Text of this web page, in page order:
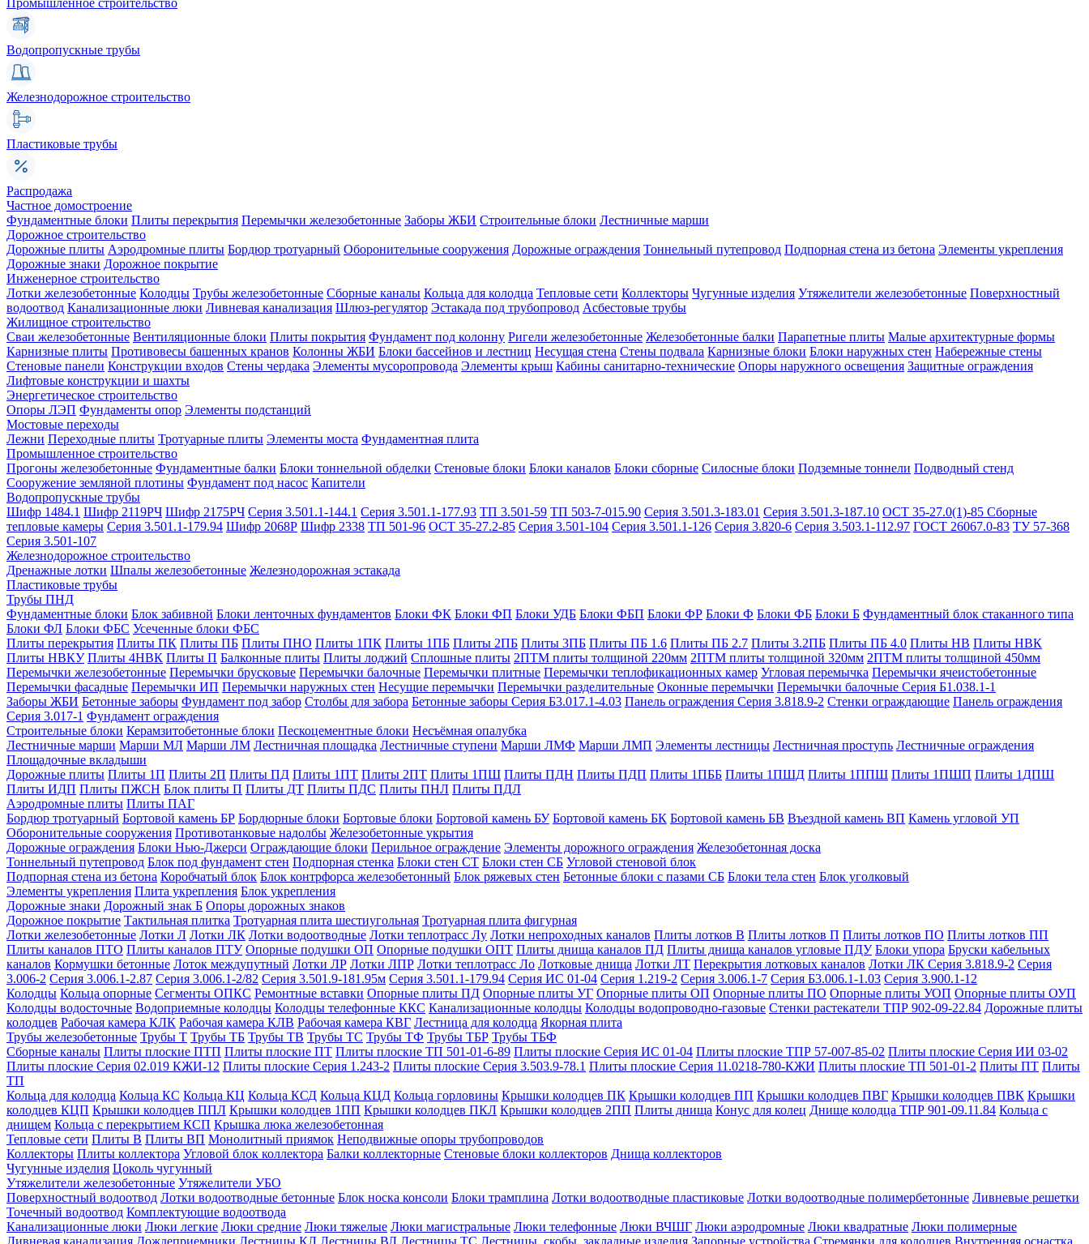
Промышленное строительство
Водопропускные трубы
Железнодорожное строительство
Пластиковые трубы
Распродажа
Частное домостроение
Фундаментные блоки Плиты перекрытия Перемычки железобетонные Заборы ЖБИ Строительные блоки Лестничные марши
Дорожное строительство
Дорожные плиты Аэродромные плиты Бордюр тротуарный Оборонительные сооружения Дорожные ограждения Тоннельный путепровод Подпорная стена из бетона Элементы укрепления
Дорожные знаки Дорожное покрытие
Инженерное строительство
Лотки железобетонные Колодцы Трубы железобетонные Сборные каналы Кольца для колодца Тепловые сети Коллекторы Чугунные изделия Утяжелители железобетонные Поверхностный
водоотвод Канализационные люки Ливневая канализация Шлюз-регулятор Эстакада под трубопровод Асбестовые трубы
Жилищное строительство
Сваи железобетонные Вентиляционные блоки Плиты покрытия Фундамент под колонну Ригели железобетонные Железобетонные балки Парапетные плиты Малые архитектурные формы
Карнизные плиты Противовесы башенных кранов Колонны ЖБИ Блоки бассейнов и лестниц Несущая стена Стены подвала Карнизные блоки Блоки наружных стен Набережные стены
Стеновые панели Конструкции входов Стены чердака Элементы мусоропровода Элементы крыш Кабины санитарно-технические Опоры наружного освещения Защитные ограждения
Лифтовые конструкции и шахты
Энергетическое строительство
Опоры ЛЭП Фундаменты опор Элементы подстанций
Мостовые переходы
Лежни Переходные плиты Тротуарные плиты Элементы моста Фундаментная плита
Промышленное строительство
Прогоны железобетонные Фундаментные балки Блоки тоннельной обделки Стеновые блоки Блоки каналов Блоки сборные Силосные блоки Подземные тоннели Подводный стенд
Сооружение земляной плотины Фундамент под насос Капители
Водопропускные трубы
Шифр 1484.1 Шифр 2119РЧ Шифр 2175РЧ Серия 3.501.1-144.1 Серия 3.501.1-177.93 ТП 3.501-59 ТП 503-7-015.90 Серия 3.501.3-183.01 Серия 3.501.3-187.10 ОСТ 35-27.0(1)-85 Сборные
тепловые камеры Серия 3.501.1-179.94 Шифр 2068Р Шифр 2338 ТП 501-96 ОСТ 35-27.2-85 Серия 3.501-104 Серия 3.501.1-126 Серия 3.820-6 Серия 3.503.1-112.97 ГОСТ 26067.0-83 ТУ 57-368
Серия 3.501-107
Железнодорожное строительство
Дренажные лотки Шпалы железобетонные Железнодорожная эстакада
Пластиковые трубы
Трубы ПНД
Фундаментные блоки Блок забивной Блоки ленточных фундаментов Блоки ФК Блоки ФП Блоки УДБ Блоки ФБП Блоки ФР Блоки Ф Блоки ФБ Блоки Б Фундаментный блок стаканного типа
Блоки ФЛ Блоки ФБС Усеченные блоки ФБС
Плиты перекрытия Плиты ПК Плиты ПБ Плиты ПНО Плиты 1ПК Плиты 1ПБ Плиты 2ПБ Плиты 3ПБ Плиты ПБ 1.6 Плиты ПБ 2.7 Плиты 3.2ПБ Плиты ПБ 4.0 Плиты НВ Плиты НВК
Плиты НВКУ Плиты 4НВК Плиты П Балконные плиты Плиты лоджий Сплошные плиты 2ПТМ плиты толщиной 220мм 2ПТМ плиты толщиной 320мм 2ПТМ плиты толщиной 450мм
Перемычки железобетонные Перемычки брусковые Перемычки балочные Перемычки плитные Перемычки теплофикационных камер Угловая перемычка Перемычки ячеистобетонные
Перемычки фасадные Перемычки ИП Перемычки наружных стен Несущие перемычки Перемычки разделительные Оконные перемычки Перемычки балочные Серия Б1.038.1-1
Заборы ЖБИ Бетонные заборы Фундамент под забор Столбы для забора Бетонные заборы Серия Б3.017.1-4.03 Панель ограждения Серия 3.818.9-2 Стенки ограждающие Панель ограждения
Серия 3.017-1 Фундамент ограждения
Строительные блоки Керамзитобетонные блоки Пескоцементные блоки Несъёмная опалубка
Лестничные марши Марши МЛ Марши ЛМ Лестничная площадка Лестничные ступени Марши ЛМФ Марши ЛМП Элементы лестницы Лестничная проступь Лестничные ограждения
Площадочные вкладыши
Дорожные плиты Плиты 1П Плиты 2П Плиты ПД Плиты 1ПТ Плиты 2ПТ Плиты 1ПШ Плиты ПДН Плиты ПДП Плиты 1ПББ Плиты 1ПШД Плиты 1ППШ Плиты 1ПШП Плиты 1ДПШ
Плиты ИДП Плиты ПЖСН Блок плиты П Плиты ДТ Плиты ПДС Плиты ПНЛ Плиты ПДЛ
Аэродромные плиты Плиты ПАГ
Бордюр тротуарный Бортовой камень БР Бордюрные блоки Бортовые блоки Бортовой камень БУ Бортовой камень БК Бортовой камень БВ Въездной камень ВП Камень угловой УП
Оборонительные сооружения Противотанковые надолбы Железобетонные укрытия
Дорожные ограждения Блоки Нью-Джерси Ограждающие блоки Перильное ограждение Элементы дорожного ограждения Железобетонная доска
Тоннельный путепровод Блок под фундамент стен Подпорная стенка Блоки стен СТ Блоки стен СБ Угловой стеновой блок
Подпорная стена из бетона Коробчатый блок Блок контрфорса железобетонный Блок ряжевых стен Бетонные блоки с пазами СБ Блоки тела стен Блок уголковый
Элементы укрепления Плита укрепления Блок укрепления
Дорожные знаки Дорожный знак Б Опоры дорожных знаков
Дорожное покрытие Тактильная плитка Тротуарная плита шестиугольная Тротуарная плита фигурная
Лотки железобетонные Лотки Л Лотки ЛК Лотки водоотводные Лотки теплотрасс Лу Лотки непроходных каналов Плиты лотков В Плиты лотков П Плиты лотков ПО Плиты лотков ПП
Плиты каналов ПТО Плиты каналов ПТУ Опорные подушки ОП Опорные подушки ОПТ Плиты днища каналов ПД Плиты днища каналов угловые ПДУ Блоки упора Бруски кабельных
каналов Кормушки бетонные Лоток междупутный Лотки ЛР Лотки ЛПР Лотки теплотрасс Ло Лотковые днища Лотки ЛТ Перекрытия лотковых каналов Лотки ЛК Серия 3.818.9-2 Серия
3.006-2 Серия 3.006.1-2.87 Серия 3.006.1-2/82 Серия 3.501.9-181.95м Серия 3.501.1-179.94 Серия ИС 01-04 Серия 1.219-2 Серия 3.006.1-7 Серия Б3.006.1-1.03 Серия 3.900.1-12
Колодцы Кольца опорные Сегменты ОПКС Ремонтные вставки Опорные плиты ПД Опорные плиты УГ Опорные плиты ОП Опорные плиты ПО Опорные плиты УОП Опорные плиты ОУП
Колодцы водосточные Водоприемные колодцы Колодцы телефонные ККС Канализационные колодцы Колодцы водопроводно-газовые Стенки растекатели ТПР 902-09-22.84 Дорожные плиты
колодцев Рабочая камера КЛК Рабочая камера КЛВ Рабочая камера КВГ Лестница для колодца Якорная плита
Трубы железобетонные Трубы Т Трубы ТБ Трубы ТВ Трубы ТС Трубы ТФ Трубы ТБР Трубы ТБФ
Сборные каналы Плиты плоские ПТП Плиты плоские ПТ Плиты плоские ТП 501-01-6-89 Плиты плоские Серия ИС 01-04 Плиты плоские ТПР 57-007-85-02 Плиты плоские Серия ИИ 03-02
Плиты плоские Серия 02.019 КЖИ-12 Плиты плоские Серия 1.243-2 Плиты плоские Серия 3.503.9-78.1 Плиты плоские Серия 11.0218-780-КЖИ Плиты плоские ТП 501-01-2 Плиты ПТ Плиты
ТП
Кольца для колодца Кольца КС Кольца КЦ Кольца КСД Кольца КЦД Кольца горловины Крышки колодцев ПК Крышки колодцев ПП Крышки колодцев ПВГ Крышки колодцев ПВК Крышки
колодцев КЦП Крышки колодцев ППЛ Крышки колодцев 1ПП Крышки колодцев ПКЛ Крышки колодцев 2ПП Плиты днища Конус для колец Днище колодца ТПР 901-09.11.84 Кольца с
днищем Кольца с перекрытием КСП Крышка люка железобетонная
Тепловые сети Плиты В Плиты ВП Монолитный приямок Неподвижные опоры трубопроводов
Коллекторы Плиты коллектора Угловой блок коллектора Балки коллекторные Стеновые блоки коллекторов Днища коллекторов
Чугунные изделия Цоколь чугунный
Утяжелители железобетонные Утяжелители УБО
Поверхностный водоотвод Лотки водоотводные бетонные Блок носка консоли Блоки трамплина Лотки водоотводные пластиковые Лотки водоотводные полимербетонные Ливневые решетки
Точечный водоотвод Комплектующие водоотвода
Канализационные люки Люки легкие Люки средние Люки тяжелые Люки магистральные Люки телефонные Люки ВЧШГ Люки аэродромные Люки квадратные Люки полимерные
Ливневая канализация Дождеприемники Лестницы КЛ Лестницы ВЛ Лестницы ТС Лестницы, скобы, закладные изделия Запорные устройства Стремянки для колодцев Внутренняя оснастка